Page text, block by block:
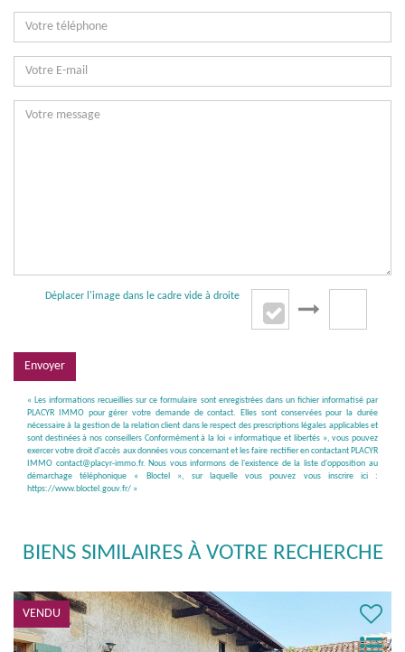
Déplacer l'image dans le cadre vide à droite
Envoyer
« Les informations recueillies sur ce formulaire sont enregistrées dans un fichier informatisé par
PLACYR IMMO pour gérer votre demande de contact. Elles sont conservées pour la durée
nécessaire à la gestion de la relation client dans le respect des prescriptions légales applicables et
sont destinées à nos conseillers Conformément à la loi « informatique et libertés », vous pouvez
exercer votre droit d'accès aux données vous concernant et les faire rectifier en contactant PLACYR
IMMO contact@placyr-immo.fr. Nous vous informons de l'existence de la liste d'opposition au
démarchage téléphonique « Bloctel », sur laquelle vous pouvez vous inscrire ici :
https://www.bloctel.gouv.fr/ »
BIENS SIMILAIRES À VOTRE RECHERCHE
VENDU